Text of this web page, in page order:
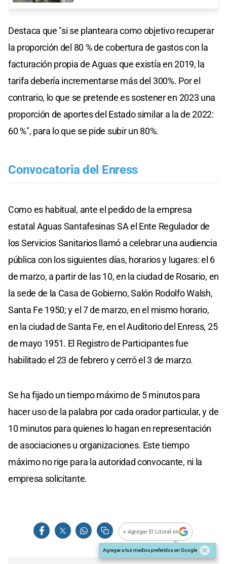
Destaca que "si se planteara como objetivo recuperar
la proporción del 80 % de cobertura de gastos con la
facturación propia de Aguas que existía en 2019, la
tarifa debería incrementarse más del 300%. Por el
contrario, lo que se pretende es sostener en 2023 una
proporción de aportes del Estado similar a la de 2022:
60 %", para lo que se pide subir un 80%.
Convocatoria del Enress
Como es habitual, ante el pedido de la empresa
estatal Aguas Santafesinas SA el Ente Regulador de
los Servicios Sanitarios llamó a celebrar una audiencia
pública con los siguientes días, horarios y lugares: el 6
de marzo, a partir de las 10, en la ciudad de Rosario, en
la sede de la Casa de Gobierno, Salón Rodolfo Walsh,
Santa Fe 1950; y el 7 de marzo, en el mismo horario,
en la ciudad de Santa Fe, en el Auditorio del Enress, 25
de mayo 1951. El Registro de Participantes fue
habilitado el 23 de febrero y cerró el 3 de marzo.
Se ha fijado un tiempo máximo de 5 minutos para
hacer uso de la palabra por cada orador particular, y de
10 minutos para quienes lo hagan en representación
de asociaciones u organizaciones. Este tiempo
máximo no rige para la autoridad convocante, ni la
empresa solicitante.
+ Agregar El Litoral en
Agregar a tus medios preferidos en Google